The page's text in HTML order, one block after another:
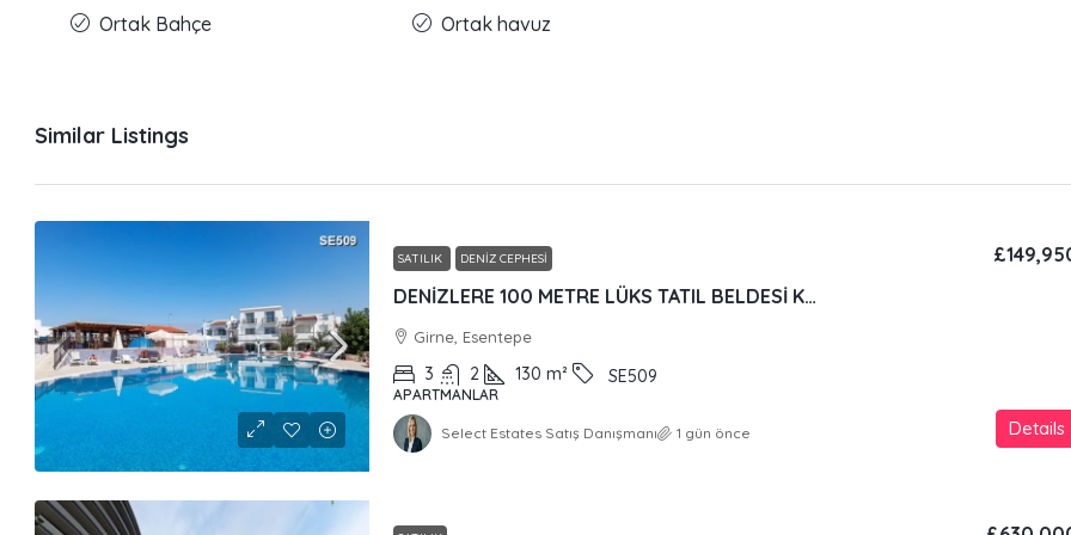
Ortak Bahçe Ortak havuz
Similar Listings
SATILIK DENIZ CEPHESI
DENİZLERE 100 METRE LÜKS TATIL BELDESİ KONSEPTİNDE GENIŞ DAIRE
Girne, Esentepe
3 2 130 m² SE509
APARTMANLAR
Details
Select Estates Satış Danışmanı 1 gün önce